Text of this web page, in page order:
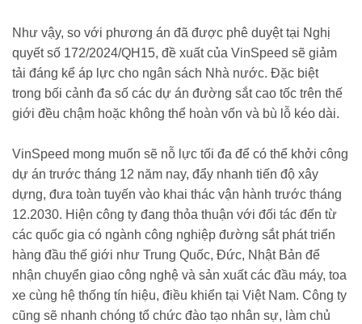
Như vậy, so với phương án đã được phê duyệt tại Nghị
quyết số 172/2024/QH15, đề xuất của VinSpeed sẽ giảm
tải đáng kể áp lực cho ngân sách Nhà nước. Đặc biệt
trong bối cảnh đa số các dự án đường sắt cao tốc trên thế
giới đều chậm hoặc không thể hoàn vốn và bù lỗ kéo dài.
VinSpeed mong muốn sẽ nỗ lực tối đa để có thể khởi công
dự án trước tháng 12 năm nay, đẩy nhanh tiến độ xây
dựng, đưa toàn tuyến vào khai thác vận hành trước tháng
12.2030. Hiện công ty đang thỏa thuận với đối tác đến từ
các quốc gia có ngành công nghiệp đường sắt phát triển
hàng đầu thế giới như Trung Quốc, Đức, Nhật Bản để
nhận chuyển giao công nghệ và sản xuất các đầu máy, toa
xe cùng hệ thống tín hiệu, điều khiển tại Việt Nam. Công ty
cũng sẽ nhanh chóng tổ chức đào tạo nhân sự, làm chủ